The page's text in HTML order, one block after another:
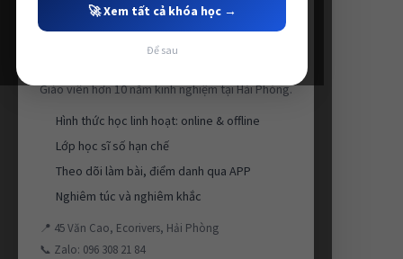
Giáo viên hơn 10 năm kinh nghiệm tại Hải Phòng.
Hình thức học linh hoạt: online & offline
Lớp học sĩ số hạn chế
Theo dõi làm bài, điểm danh qua APP
Nghiêm túc và nghiêm khắc
📍 45 Văn Cao, Ecorivers, Hải Phòng
📞 Zalo: 096 308 21 84
🚀 Xem tất cả khóa học →
Để sau